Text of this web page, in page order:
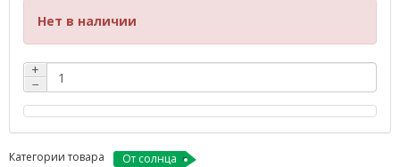
Нет в наличии
+
−
Категории товара
От солнца